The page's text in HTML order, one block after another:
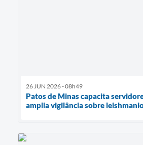
26 JUN 2026 - 08h49
Patos de Minas capacita
amplia vigilância sobre